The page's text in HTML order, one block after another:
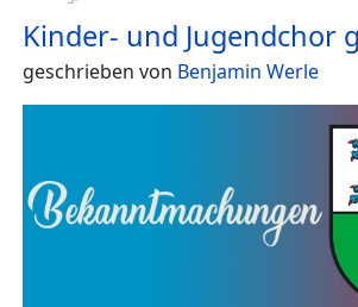
Kinder- und Jugendchor
geschrieben von Benjamin Werle